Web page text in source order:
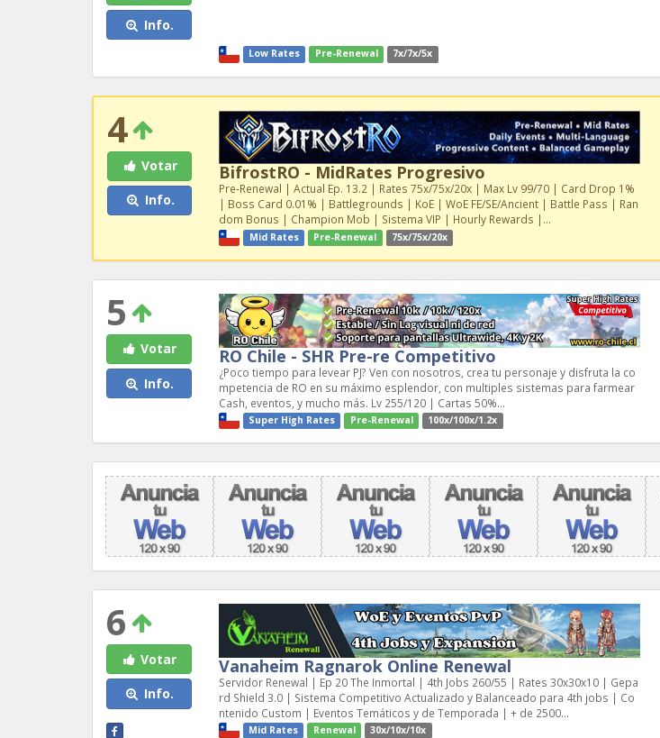
Info.
Low Rates Pre-Renewal 7x/7x/5x
4
Votar
Info.
BifrostRO - MidRates Progresivo
Pre-Renewal | Actual Ep. 13.2 | Rates 75x/75x/20x | Max Lv 99/70 | Card Drop 1%
| Boss Card 0.01% | Battlegrounds | KoE | WoE FE/SE/Ancient | Battle Pass | Ran
dom Bonus | Champion Mob | Sistema VIP | Hourly Rewards |...
Mid Rates Pre-Renewal 75x/75x/20x
5
Votar
Info.
RO Chile - SHR Pre-re Competitivo
¿Poco tiempo para levear PJ? Ven con nosotros, crea tu personaje y disfruta la co
mpetencia de RO en su máximo esplendor, con multiples sistemas para farmear
Cash, eventos, y mucho más. Lv 255/120 | Cartas 50%...
Super High Rates Pre-Renewal 100x/100x/1.2x
6
Votar
Info.
Vanaheim Ragnarok Online Renewal
Servidor Renewal | Ep 20 The Inmortal | 4th Jobs 260/55 | Rates 30x30x10 | Gepa
rd Shield 3.0 | Sistema Competitivo Actualizado y Balanceado para 4th jobs | Co
ntenido Custom | Eventos Temáticos y de Temporada | + de 2500...
Mid Rates Renewal 30x/10x/10x